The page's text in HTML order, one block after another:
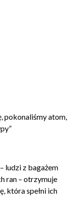
pokonaliśmy atom,
ludzi z bagażem
ran – otrzymuje
która spełni ich